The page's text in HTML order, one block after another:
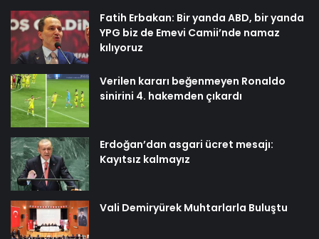
Fatih Erbakan: Bir yanda ABD, bir yanda
YPG biz de Emevi Camii’nde namaz
kılıyoruz
Verilen kararı beğenmeyen Ronaldo
sinirini 4. hakemden çıkardı
Erdoğan’dan asgari ücret mesajı:
Kayıtsız kalmayız
Vali Demiryürek Muhtarlarla Buluştu